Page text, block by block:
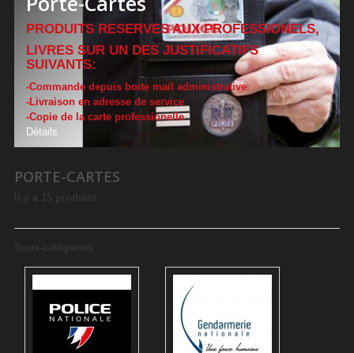
PRODUITS RESERVES AUX PROFESSIONELS,
LIVRES SUR UN DES JUSTIFICATIFS
SUIVANTS:
-Commande depuis boite mail administrative
-Livraison en adresse de service
-Copie de la carte professionelle
Détails
PORTE-CARTES